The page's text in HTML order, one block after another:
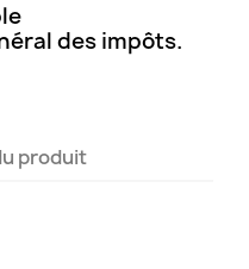
des impôts.
produit